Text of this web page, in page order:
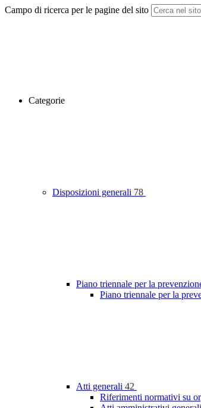
Campo di ricerca per le pagine del sito
Categorie
Disposizioni generali 78
Piano triennale per la
Piano triennale per la
Atti generali 42
Riferimenti normativi su